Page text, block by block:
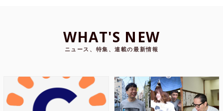
WHAT'S NEW
ニュース、特集、連載の最新情報